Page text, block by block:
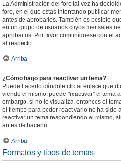
La Administración del foro tal vez ha
foro, en el que estas intentando publicar
antes de aprobarlos. También es posible
en un grupo de usuarios cuyos mensajes
aprobarlos. Por favor comuníquese con el
al respecto.
Arriba
¿Cómo hago para reactivar un tema?
Puede hacerlo dándole clic al enlace que
viendo el mismo, puede "reactivar" el tema
embargo, si no lo visualiza, entonces el
el tiempo para poder reactivarlo no ha sido
reactivar un tema respondiendo al mismo,
antes de hacerlo.
Arriba
Formatos y tipos de temas